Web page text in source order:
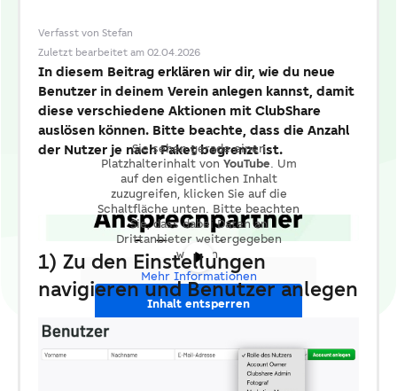
Verfasst von Stefan
Zuletzt bearbeitet am 02.04.2026
In diesem Beitrag erklären wir dir, wie du neue
Benutzer in deinem Verein anlegen kannst, damit
diese verschiedene Aktionen mit ClubShare
auslösen können. Bitte beachte, dass die Anzahl
der Nutzer je nach Paket begrenzt ist.
Sie sehen gerade einen
Platzhalterinhalt von YouTube. Um
auf den eigentlichen Inhalt
zuzugreifen, klicken Sie auf die
Schaltfläche unten. Bitte beachten
Sie, dass dabei Daten an
Drittanbieter weitergegeben
werden.
Mehr Informationen
Inhalt entsperren
Erforderlichen Service
akzeptieren und Inhalte
1) Zu den Einstellungen
navigieren und Benutzer anlegen